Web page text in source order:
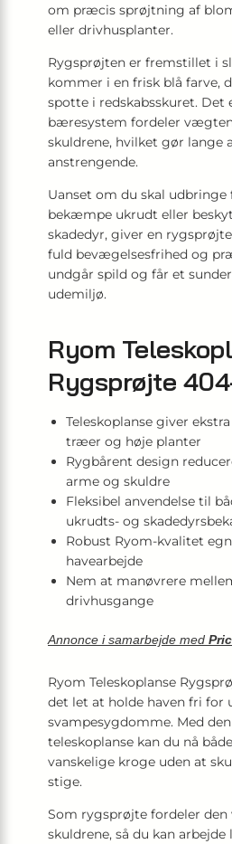
om præcis sprøjtning af
eller drivhusplanter.
Rygsprøjten er fremstillet i
kommer i en frisk blå farve,
spotte i redskabsskuret. Det
bæresystem fordeler
skuldrene, hvilket gør lange
anstrengende.
Uanset om du skal
bekæmpe ukrudt eller
skadedyr, giver en
fuld bevægelsesfrihed og
undgår spild og får et
udemiljø.
Ryom
Rygsprøjte
Teleskoplanse giver
træer og høje planter
Rygbårent design
arme og skuldre
Fleksibel anvendelse til
ukrudts- og
Robust Ryom-kvalitet
havearbejde
Nem at manøvrere
drivhusgange
Annonce i samarbejde med
Ryom Teleskoplanse
det let at holde haven fri for
svampesygdomme. Med
teleskoplanse kan du nå
vanskelige kroge uden at
stige.
Som rygsprøjte fordeler
skuldrene, så du kan